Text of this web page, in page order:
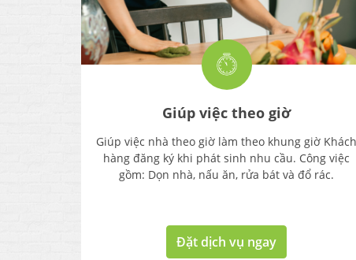
Giúp việc theo giờ
Giúp việc nhà theo giờ làm theo khung giờ Khách
hàng đăng ký khi phát sinh nhu cầu. Công việc
gồm: Dọn nhà, nấu ăn, rửa bát và đổ rác.
Đặt dịch vụ ngay